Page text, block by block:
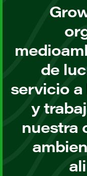
de
servicio
y
nuestra